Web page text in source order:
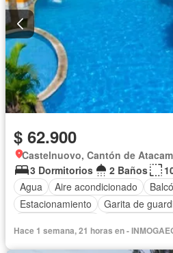
$ 62.900
Castelnuovo, Cantón de
3 Dormitorios
2 Baños
Agua
Aire acondicionado
Estacionamiento
Garita de
Hace 1 semana, 21 horas en -